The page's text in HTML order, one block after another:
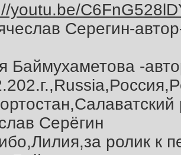
youtu.be/
Серегин-
Баймухаметова -
Серёгин
ролик к